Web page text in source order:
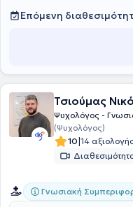
Επόμενη
Τσιούμας
Ψυχολόγος -
(Ψυχολόγος)
10|14
Γνωσιακή